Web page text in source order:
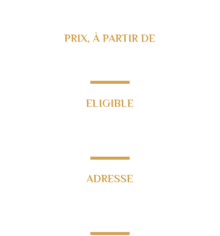
PRIX, À PARTIR DE
ELIGIBLE
ADRESSE